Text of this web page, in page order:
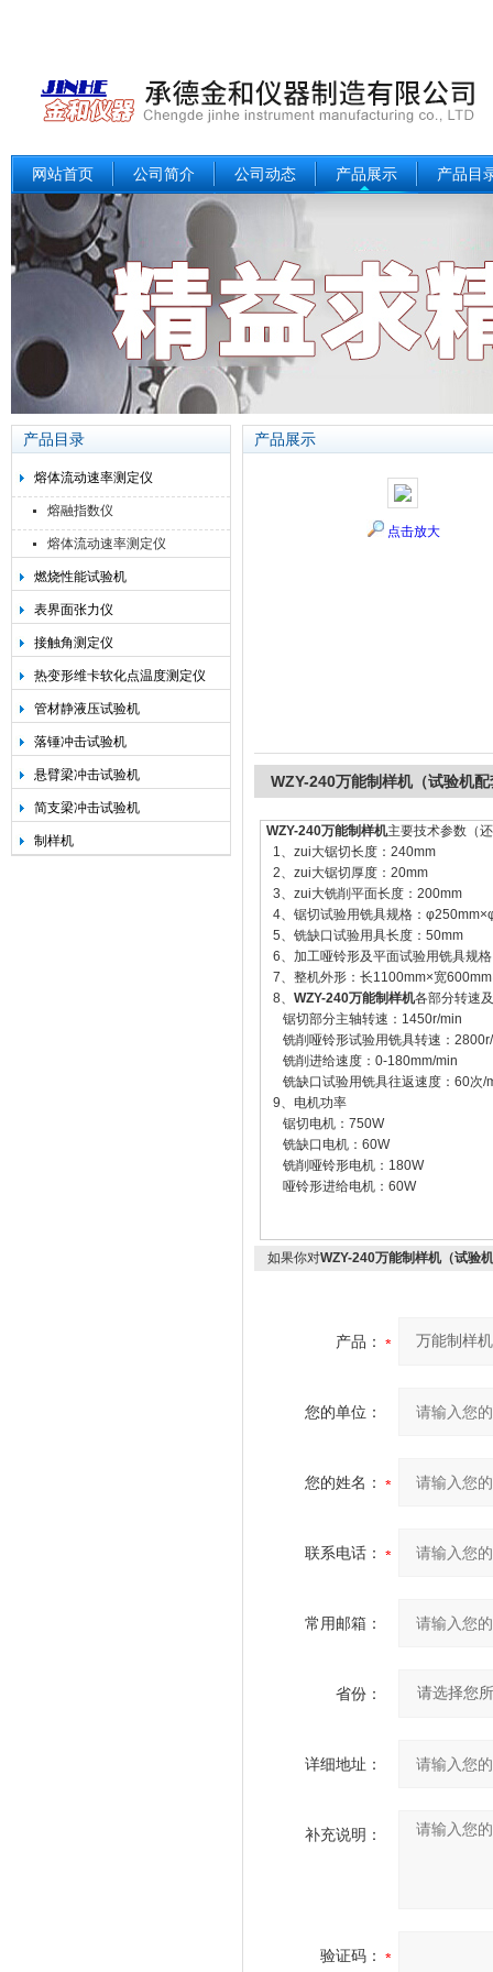
网站首页 公司简介 公司动态 产品展示 产品目
产品目录
熔体流动速率测定仪
熔融指数仪
熔体流动速率测定仪
燃烧性能试验机
表界面张力仪
接触角测定仪
热变形维卡软化点温度测定仪
管材静液压试验机
落锤冲击试验机
悬臂梁冲击试验机
简支梁冲击试验机
制样机
产品展示
点击放大
WZY-240万能制样机（试验机
WZY-240万能制样机主要技术参数（
1、zui大锯切长度：240mm
2、zui大锯切厚度：20mm
3、zui大铣削平面长度：200mm
4、锯切试验用铣具规格：
5、铣缺口试验用具长度：50mm
6、加工哑铃形及平面试验用铣具规
7、整机外形：长1100mm×宽
8、 WZY-240万能制样机各部分转速
锯切部分主轴转速：1450r/min
铣削哑铃形试验用铣具转速：
铣削进给速度：0-180mm/min
铣缺口试验用铣具往返速度：60次/
9、电机功率
锯切电机：750W
铣缺口电机：60W
铣削哑铃形电机：180W
哑铃形进给电机：60W
如果你对WZY-240万能制样机（试验
产品：
您的单位：
您的姓名：
联系电话：
常用邮箱：
省份：
详细地址：
补充说明：
验证码：